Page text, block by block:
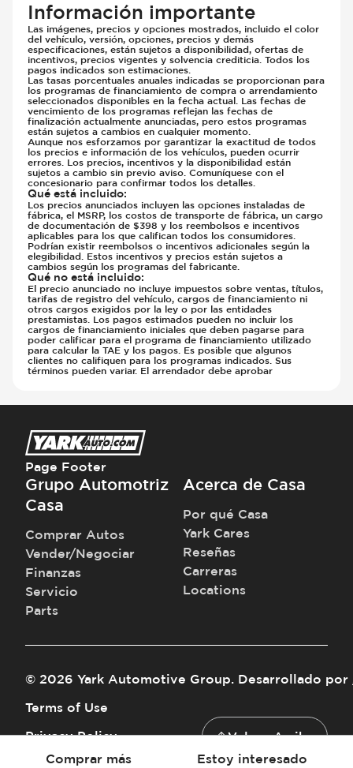
Información importante
Las imágenes, precios y opciones mostrados, incluido el color
del vehículo, versión, opciones, precios y demás
especificaciones, están sujetos a disponibilidad, ofertas de
incentivos, precios vigentes y solvencia crediticia. Todos los
pagos indicados son estimaciones.
Las tasas porcentuales anuales indicadas se proporcionan para
los programas de financiamiento de compra o arrendamiento
seleccionados disponibles en la fecha actual. Las fechas de
vencimiento de los programas reflejan las fechas de
finalización actualmente anunciadas, pero estos programas
están sujetos a cambios en cualquier momento.
Aunque nos esforzamos por garantizar la exactitud de todos
los precios e información de los vehículos, pueden ocurrir
errores. Los precios, incentivos y la disponibilidad están
sujetos a cambio sin previo aviso. Comuníquese con el
concesionario para confirmar todos los detalles.
Qué está incluido:
Los precios anunciados incluyen las opciones instaladas de
fábrica, el MSRP, los costos de transporte de fábrica, un cargo
de documentación de $398 y los reembolsos e incentivos
aplicables para los que califican todos los consumidores.
Podrían existir reembolsos o incentivos adicionales según la
elegibilidad. Estos incentivos y precios están sujetos a
cambios según los programas del fabricante.
Qué no está incluido:
El precio anunciado no incluye impuestos sobre ventas, títulos,
tarifas de registro del vehículo, cargos de financiamiento ni
otros cargos exigidos por la ley o por las entidades
prestamistas. Los pagos estimados pueden no incluir los
cargos de financiamiento iniciales que deben pagarse para
poder calificar para el programa de financiamiento utilizado
para calcular la TAE y los pagos. Es posible que algunos
clientes no califiquen para los programas indicados. Sus
términos pueden variar. El arrendador debe aprobar
Comprar más Estoy interesado
Page Footer
Grupo Automotriz
Casa
Comprar Autos
Vender/Negociar
Finanzas
Servicio
Parts
Acerca de Casa
Por qué Casa
Yark Cares
Reseñas
Carreras
Locations
© 2026 Yark Automotive Group. Desarrollado por
Terms of Use
Privacy Policy
Volver Arriba